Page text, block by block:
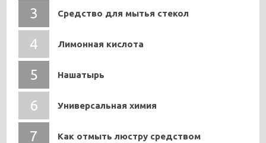
Средство для мытья стекол
Лимонная кислота
Нашатырь
Универсальная химия
Как отмыть люстру средством